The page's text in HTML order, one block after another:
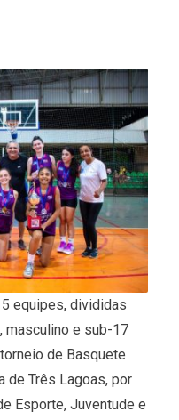
equipes, divididas
masculino e sub-17
de Basquete
de Três Lagoas, por
Esporte, Juventude e